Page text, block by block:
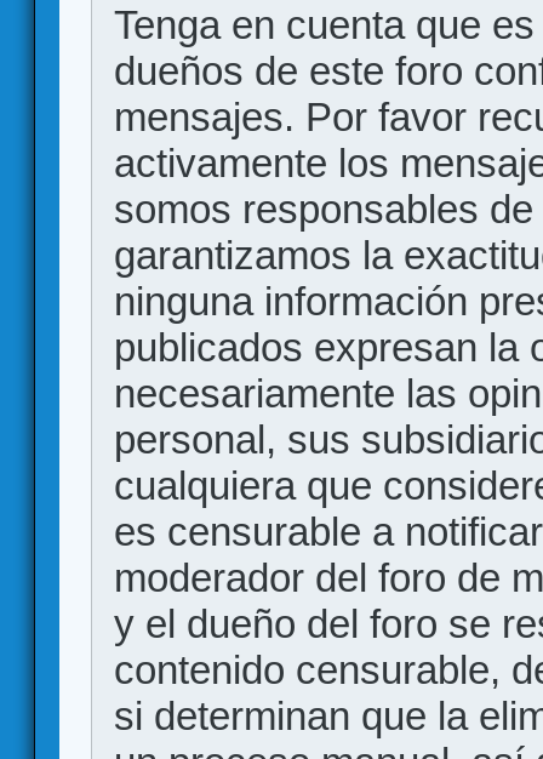
Tenga en cuenta que
dueños de este foro
mensajes. Por favor
activamente los
somos responsables
garantizamos la
ninguna información
publicados expresan la
necesariamente las
personal, sus
cualquiera que
es censurable a
moderador del foro de
y el dueño del foro se
contenido censurable,
si determinan que la